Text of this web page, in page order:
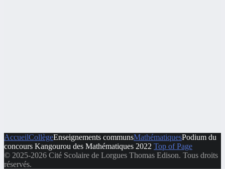
AccueilCollègeEnseignements communsMathématiquesPodium du
concours Kangourou des Mathématiques 2022 Top of Page
© 2025-2026 Cité Scolaire de Lorgues Thomas Edison. Tous droits
réservés.